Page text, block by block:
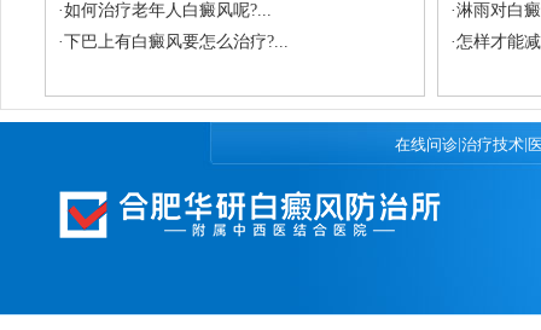
·如何治疗老年人白癜风呢?...
·下巴上有白癜风要怎么治疗?...
·淋雨对白
·怎样才能
在线问诊|治疗技术|